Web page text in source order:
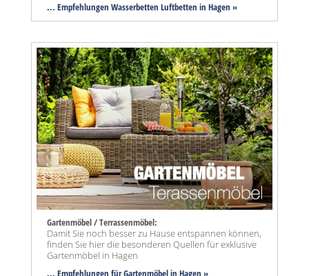
... Empfehlungen Wasserbetten Luftbetten in Hagen »
Gartenmöbel / Terrassenmöbel:
Damit Sie noch besser zu Hause entspannen können,
finden Sie hier die besonderen Quellen für exklusive
Gartenmöbel in Hagen